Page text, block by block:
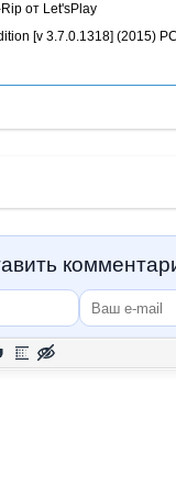
от Let'sPlay
[v 3.7.0.1318] (2015)